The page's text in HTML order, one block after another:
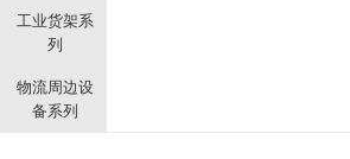
工业货架系
列
物流周边设
备系列